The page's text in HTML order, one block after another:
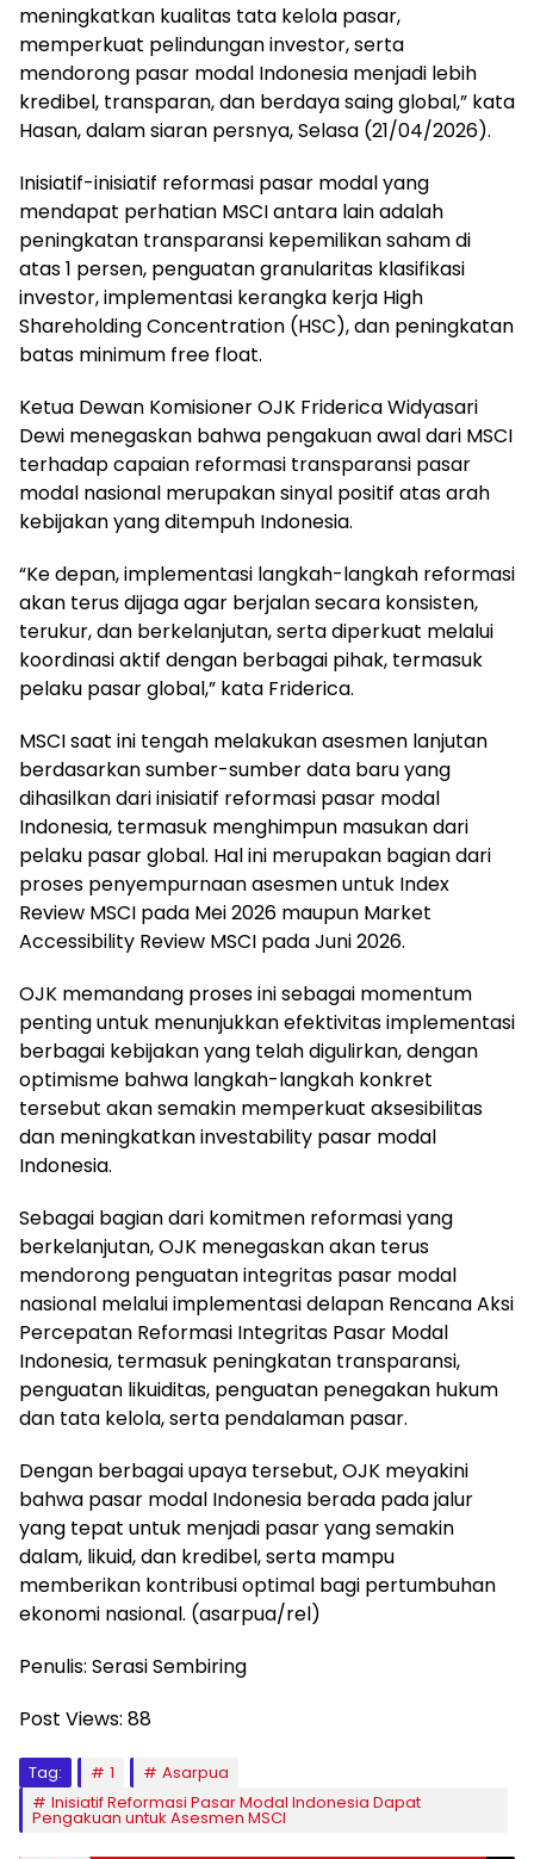
meningkatkan kualitas tata kelola pasar,
memperkuat pelindungan investor, serta
mendorong pasar modal Indonesia menjadi lebih
kredibel, transparan, dan berdaya saing global,” kata
Hasan, dalam siaran persnya, Selasa (21/04/2026).
Inisiatif-inisiatif reformasi pasar modal yang
mendapat perhatian MSCI antara lain adalah
peningkatan transparansi kepemilikan saham di
atas 1 persen, penguatan granularitas klasifikasi
investor, implementasi kerangka kerja High
Shareholding Concentration (HSC), dan peningkatan
batas minimum free float.
Ketua Dewan Komisioner OJK Friderica Widyasari
Dewi menegaskan bahwa pengakuan awal dari MSCI
terhadap capaian reformasi transparansi pasar
modal nasional merupakan sinyal positif atas arah
kebijakan yang ditempuh Indonesia.
“Ke depan, implementasi langkah-langkah reformasi
akan terus dijaga agar berjalan secara konsisten,
terukur, dan berkelanjutan, serta diperkuat melalui
koordinasi aktif dengan berbagai pihak, termasuk
pelaku pasar global,” kata Friderica.
MSCI saat ini tengah melakukan asesmen lanjutan
berdasarkan sumber-sumber data baru yang
dihasilkan dari inisiatif reformasi pasar modal
Indonesia, termasuk menghimpun masukan dari
pelaku pasar global. Hal ini merupakan bagian dari
proses penyempurnaan asesmen untuk Index
Review MSCI pada Mei 2026 maupun Market
Accessibility Review MSCI pada Juni 2026.
OJK memandang proses ini sebagai momentum
penting untuk menunjukkan efektivitas implementasi
berbagai kebijakan yang telah digulirkan, dengan
optimisme bahwa langkah-langkah konkret
tersebut akan semakin memperkuat aksesibilitas
dan meningkatkan investability pasar modal
Indonesia.
Sebagai bagian dari komitmen reformasi yang
berkelanjutan, OJK menegaskan akan terus
mendorong penguatan integritas pasar modal
nasional melalui implementasi delapan Rencana Aksi
Percepatan Reformasi Integritas Pasar Modal
Indonesia, termasuk peningkatan transparansi,
penguatan likuiditas, penguatan penegakan hukum
dan tata kelola, serta pendalaman pasar.
Dengan berbagai upaya tersebut, OJK meyakini
bahwa pasar modal Indonesia berada pada jalur
yang tepat untuk menjadi pasar yang semakin
dalam, likuid, dan kredibel, serta mampu
memberikan kontribusi optimal bagi pertumbuhan
ekonomi nasional. (asarpua/rel)
Penulis: Serasi Sembiring
Post Views: 88
Tag: 1
Asarpua
Inisiatif Reformasi Pasar Modal Indonesia Dapat
Pengakuan untuk Asesmen MSCI